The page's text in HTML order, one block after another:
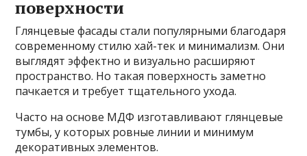
поверхности
Глянцевые фасады стали популярными благодаря
современному стилю хай-тек и минимализм. Они
выглядят эффектно и визуально расширяют
пространство. Но такая поверхность заметно
пачкается и требует тщательного ухода.
Часто на основе МДФ изготавливают глянцевые
тумбы, у которых ровные линии и минимум
декоративных элементов.